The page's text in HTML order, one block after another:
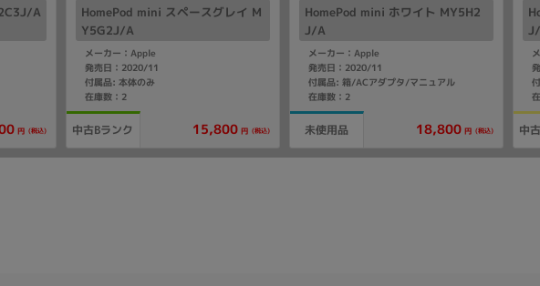
A
円 (税込)
HomePod mini スペースグレイ M
Y5G2J/A
メーカー：Apple
発売日：2020/11
付属品: 本体のみ
在庫数：2
中古Bランク 15,800 円 (税込)
HomePod mini ホワイト MY5H2
J/A
メーカー：Apple
発売日：2020/11
付属品: 箱/ACアダプタ/マニュアル
在庫数：2
未使用品 18,800 円 (税込) 中